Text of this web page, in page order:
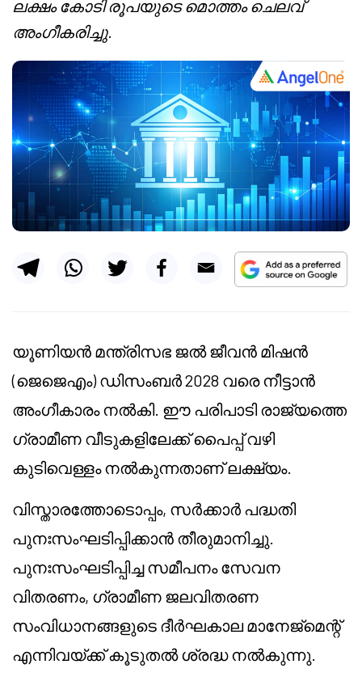
ലക്ഷം കോടി രൂപയുടെ മൊത്തം ചെലവ്
അംഗീകരിച്ചു.
യൂണിയൻ മന്ത്രിസഭ ജൽ ജീവൻ മിഷൻ
(ജെജെഎം) ഡിസംബർ 2028 വരെ നീട്ടാൻ
അംഗീകാരം നൽകി. ഈ പരിപാടി രാജ്യത്തെ
ഗ്രാമീണ വീടുകളിലേക്ക് പൈപ്പ് വഴി
കുടിവെള്ളം നൽകുന്നതാണ് ലക്ഷ്യം.
വിസ്താരത്തോടൊപ്പം, സർക്കാർ പദ്ധതി
പുനഃസംഘടിപ്പിക്കാൻ തീരുമാനിച്ചു.
പുനഃസംഘടിപ്പിച്ച സമീപനം സേവന
വിതരണം, ഗ്രാമീണ ജലവിതരണ
സംവിധാനങ്ങളുടെ ദീർഘകാല മാനേജ്മെന്റ്
എന്നിവയ്ക്ക് കൂടുതൽ ശ്രദ്ധ നൽകുന്നു.